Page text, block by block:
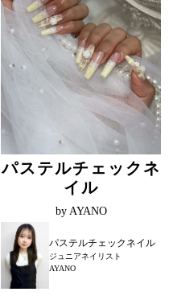
パステルチェックネ
イル
by AYANO
パステルチェックネイル
ジュニアネイリスト
AYANO